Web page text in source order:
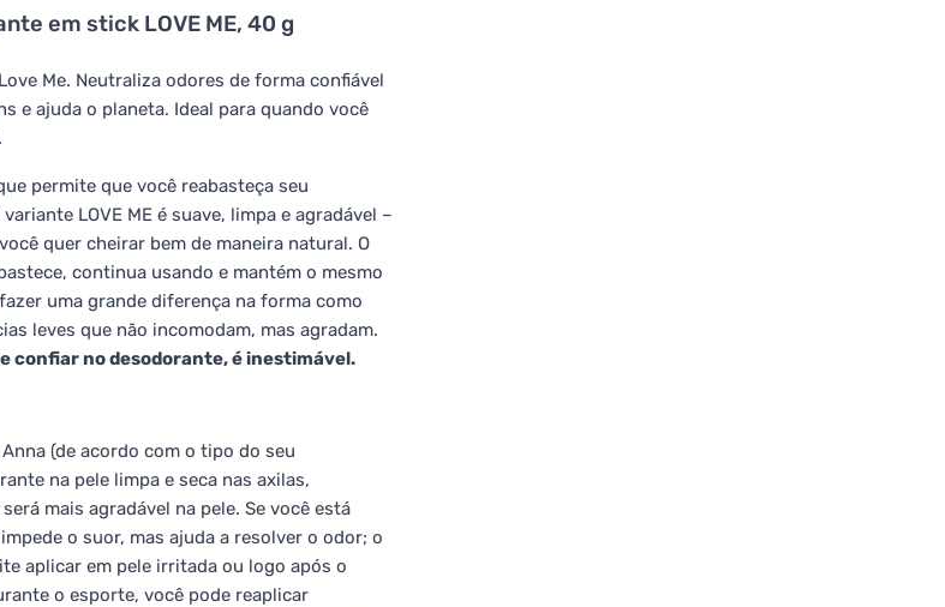
em stick LOVE ME, 40 g
Me. Neutraliza odores de forma confiável
e ajuda o planeta. Ideal para quando você
permite que você reabasteça seu
LOVE ME é suave, limpa e agradável –
quer cheirar bem de maneira natural. O
continua usando e mantém o mesmo
uma grande diferença na forma como
leves que não incomodam, mas agradam.
confiar no desodorante, é inestimável.
(de acordo com o tipo do seu
na pele limpa e seca nas axilas,
mais agradável na pele. Se você está
o suor, mas ajuda a resolver o odor; o
aplicar em pele irritada ou logo após o
o esporte, você pode reaplicar